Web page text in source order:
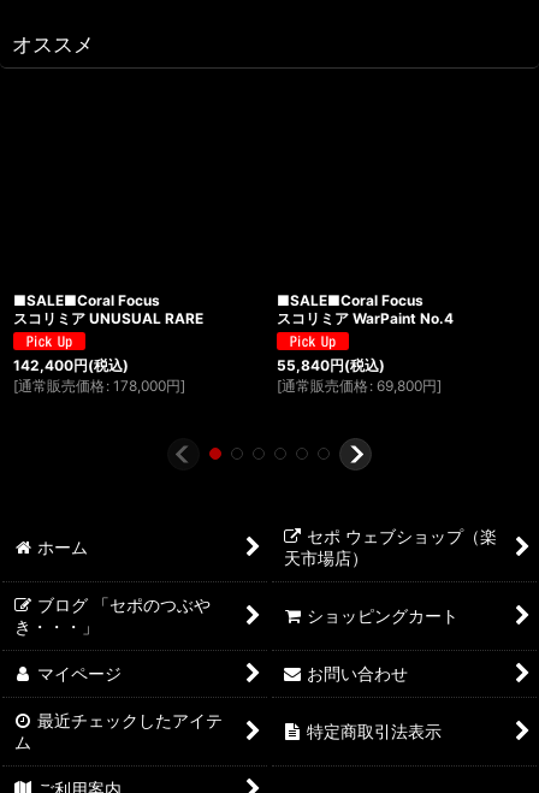
オススメ
■SALE■Coral Focus
スコリミア UNUSUAL RARE
142,400円(税込)
[通常販売価格 : 178,000円]
■SALE■Coral Focus
スコリミア WarPaint No.4
55,840円(税込)
[通常販売価格 : 69,800円]
ホーム
セポ ウェブショップ（楽
天市場店）
ブログ 「セポのつぶや
き・・・」
ショッピングカート
マイページ お問い合わせ
最近チェックしたアイテ
ム
特定商取引法表示